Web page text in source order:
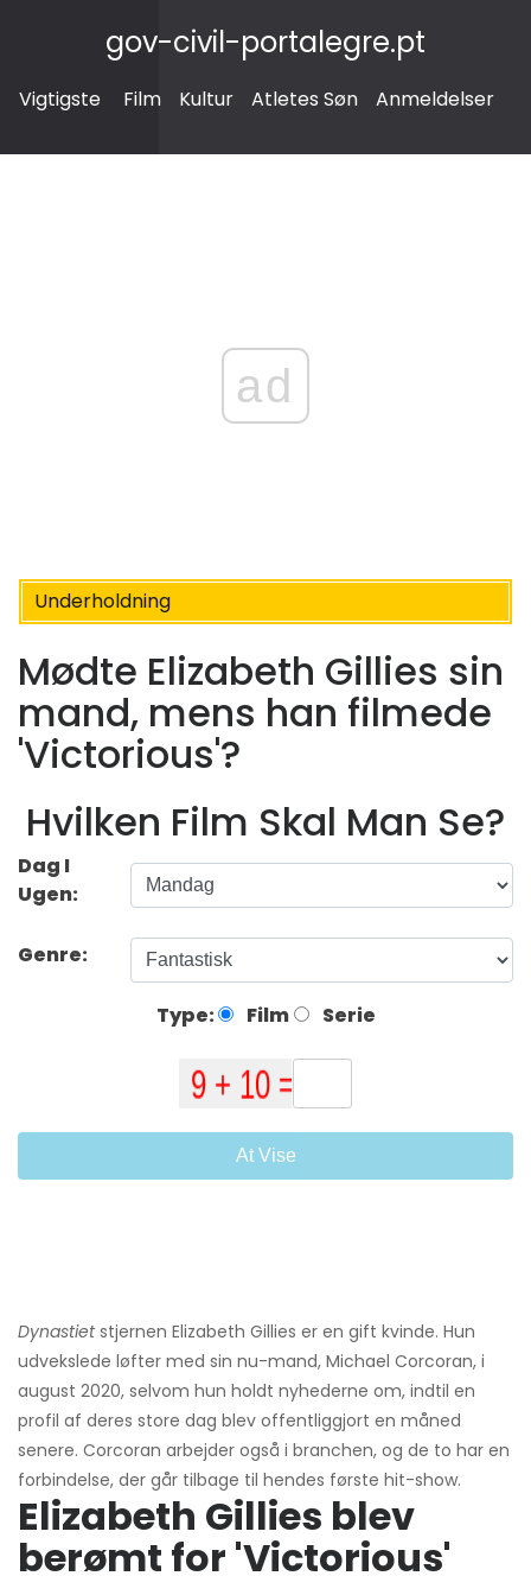
gov-civil-portalegre.pt
Vigtigste Film Kultur Atletes Søn Anmeldelser
ad
Underholdning
Mødte Elizabeth Gillies sin
mand, mens han filmede
'Victorious'?
Hvilken Film Skal Man Se?
Dag I
Ugen:
Genre:
Type: Film Serie
At Vise
Dynastietstjernen Elizabeth Gillies er en gift kvinde. Hun
udvekslede løfter med sin nu-mand, Michael Corcoran, i
august 2020, selvom hun holdt nyhederne om, indtil en
profil af deres store dag blev offentliggjort en måned
senere. Corcoran arbejder også i branchen, og de to har en
forbindelse, der går tilbage til hendes første hit-show.
Elizabeth Gillies blev
berømt for 'Victorious'